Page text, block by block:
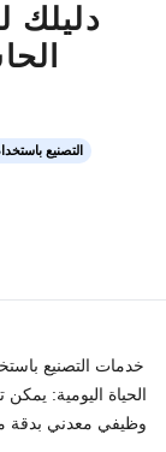
دليلك
التصنيع
خدمات التصنيع
الحياة اليومية:
وظيفي معدني بدقة